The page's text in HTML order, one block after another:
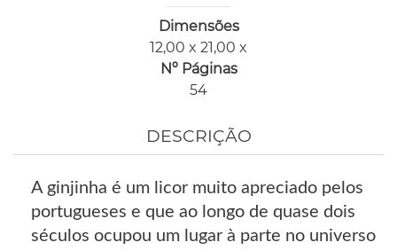
Dimensões
12,00 x 21,00 x
Nº Páginas
54
DESCRIÇÃO
A ginjinha é um licor muito apreciado pelos
portugueses e que ao longo de quase dois
séculos ocupou um lugar à parte no universo